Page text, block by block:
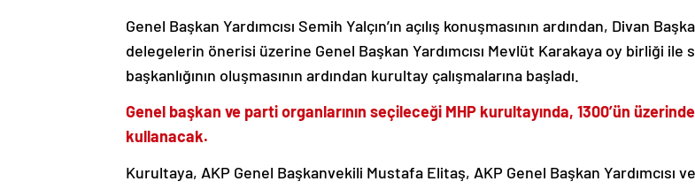
Genel Başkan Yardımcısı Semih Yalçın’ın açılış konuşmasının ardından, Divan
delegelerin önerisi üzerine Genel Başkan Yardımcısı Mevlüt Karakaya oy birliği ile
başkanlığının oluşmasının ardından kurultay çalışmalarına başladı.
Genel başkan ve parti organlarının seçileceği MHP kurultayında, 1300’ün
kullanacak.
Kurultaya, AKP Genel Başkanvekili Mustafa Elitaş, AKP Genel Başkan Yardımcısı